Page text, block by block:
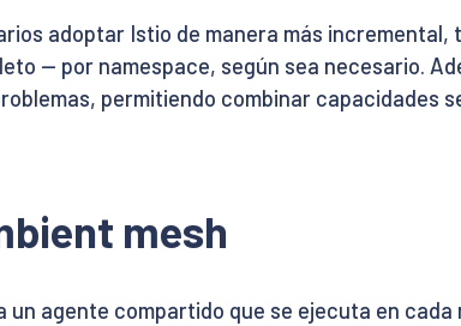
adoptar Istio de manera más incremental,
— por namespace, según sea necesario.
permitiendo combinar capacidades
mesh
un agente compartido que se ejecuta en